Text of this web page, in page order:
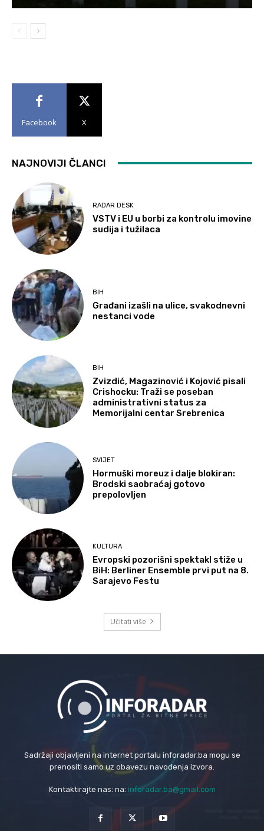
Facebook X
NAJNOVIJI ČLANCI
RADAR DESK
VSTV i EU u borbi za kontrolu imovine
sudija i tužilaca
BIH
Građani izašli na ulice, svakodnevni
nestanci vode
BIH
Zvizdić, Magazinović i Kojović pisali
Crishocku: Traži se poseban
administrativni status za
Memorijalni centar Srebrenica
SVIJET
Hormuški moreuz i dalje blokiran:
Brodski saobraćaj gotovo
prepolovljen
KULTURA
Evropski pozorišni spektakl stiže u
BiH: Berliner Ensemble prvi put na 8.
Sarajevo Festu
Učitati više
Sadržaji objavljeni na internet portalu inforadar.ba mogu se
prenositi samo uz obavezu navođenja izvora.
Kontaktirajte nas: na: inforadar.ba@gmail.com